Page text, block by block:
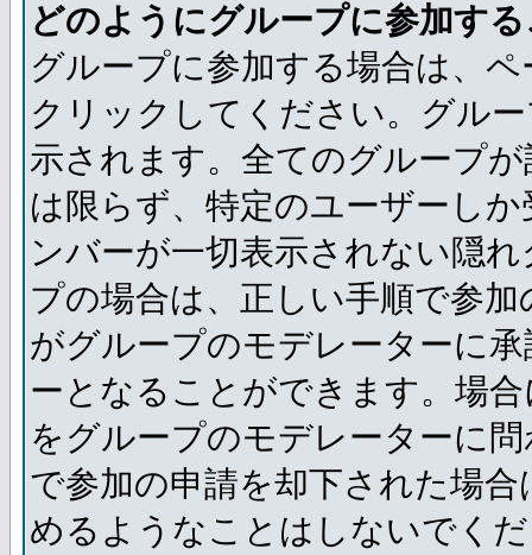
どのようにグループに参加す
グループに参加する場合は、
クリックしてください。グル
示されます。全てのグループ
は限らず、特定のユーザーし
ンバーが一切表示されない隠
プの場合は、正しい手順で参
がグループのモデレーターに
ーとなることができます。場
をグループのモデレーターに
で参加の申請を却下された場
めるようなことはしないでく